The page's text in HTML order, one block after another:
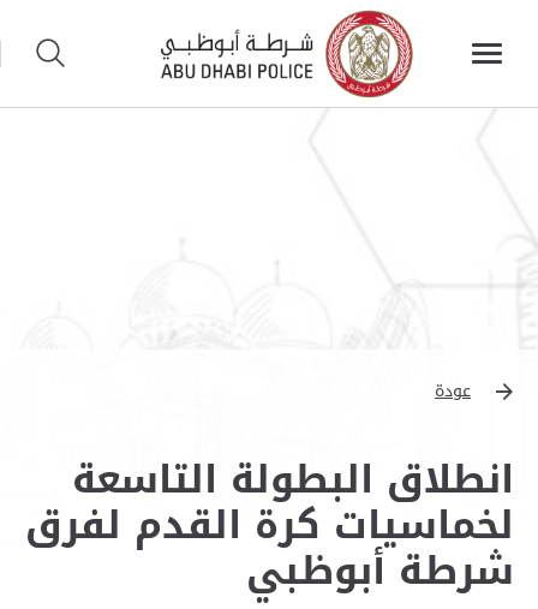
عودة
انطلاق البطولة التاسعة
لخماسيات كرة القدم لفرق
شرطة أبوظبي